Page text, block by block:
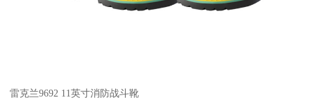
雷克兰9692 11英寸消防战斗靴